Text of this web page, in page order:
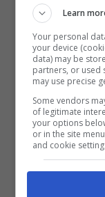
Ronaldo è al
Sporting
valutata
Learn
Your personal
your device
data) may be
partners, or used
may use precise
Some vendors
of legitimate
your options
or in the site
and cookie